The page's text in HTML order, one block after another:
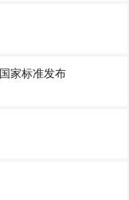
家标准发布